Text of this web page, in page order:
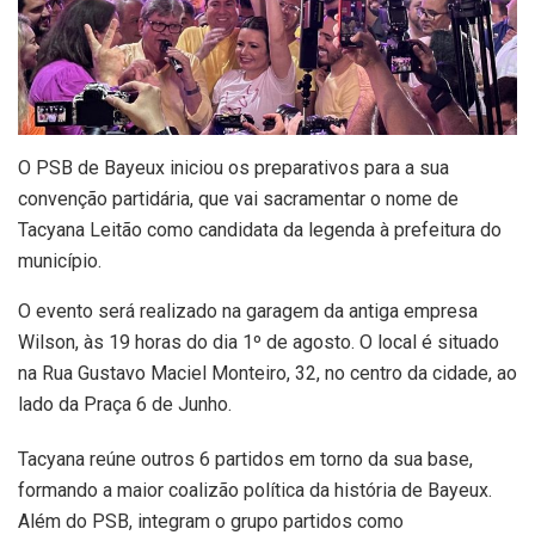
O PSB de Bayeux iniciou os preparativos para a sua
convenção partidária, que vai sacramentar o nome de
Tacyana Leitão como candidata da legenda à prefeitura do
município.
O evento será realizado na garagem da antiga empresa
Wilson, às 19 horas do dia 1º de agosto. O local é situado
na Rua Gustavo Maciel Monteiro, 32, no centro da cidade, ao
lado da Praça 6 de Junho.
Tacyana reúne outros 6 partidos em torno da sua base,
formando a maior coalizão política da história de Bayeux.
Além do PSB, integram o grupo partidos como